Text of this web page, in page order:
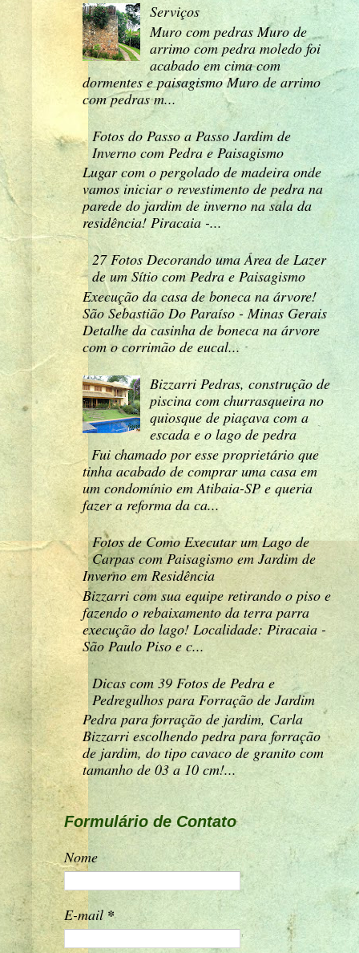
Serviços
Muro com pedras Muro de
arrimo com pedra moledo foi
acabado em cima com
dormentes e paisagismo Muro de arrimo
com pedras m...
Fotos do Passo a Passo Jardim de
Inverno com Pedra e Paisagismo
Lugar com o pergolado de madeira onde
vamos iniciar o revestimento de pedra na
parede do jardim de inverno na sala da
residência! Piracaia -...
27 Fotos Decorando uma Área de Lazer
de um Sítio com Pedra e Paisagismo
Execução da casa de boneca na árvore!
São Sebastião Do Paraíso - Minas Gerais
Detalhe da casinha de boneca na árvore
com o corrimão de eucal...
Bizzarri Pedras, construção de
piscina com churrasqueira no
quiosque de piaçava com a
escada e o lago de pedra
Fui chamado por esse proprietário que
tinha acabado de comprar uma casa em
um condomínio em Atibaia-SP e queria
fazer a reforma da ca...
Fotos de Como Executar um Lago de
Carpas com Paisagismo em Jardim de
Inverno em Residência
Bizzarri com sua equipe retirando o piso e
fazendo o rebaixamento da terra parra
execução do lago! Localidade: Piracaia -
São Paulo Piso e c...
Dicas com 39 Fotos de Pedra e
Pedregulhos para Forração de Jardim
Pedra para forração de jardim, Carla
Bizzarri escolhendo pedra para forração
de jardim, do tipo cavaco de granito com
tamanho de 03 a 10 cm!...
Formulário de Contato
Nome
E-mail *